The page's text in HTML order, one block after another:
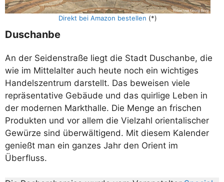
Direkt bei Amazon bestellen (*)
Duschanbe
An der Seidenstraße liegt die Stadt Duschanbe, die
wie im Mittelalter auch heute noch ein wichtiges
Handelszentrum darstellt. Das beweisen viele
repräsentative Gebäude und das quirlige Leben in
der modernen Markthalle. Die Menge an frischen
Produkten und vor allem die Vielzahl orientalischer
Gewürze sind überwältigend. Mit diesem Kalender
genießt man ein ganzes Jahr den Orient im
Überfluss.